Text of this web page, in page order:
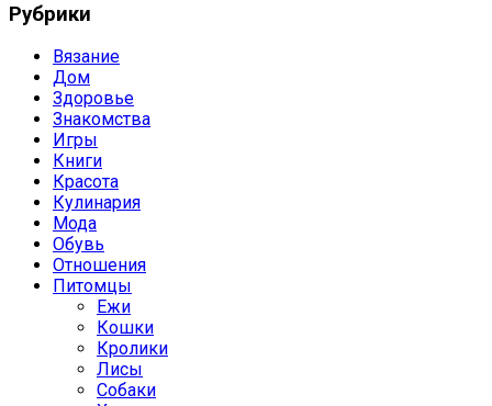
Рубрики
Вязание
Дом
Здоровье
Знакомства
Игры
Книги
Красота
Кулинария
Мода
Обувь
Отношения
Питомцы
Ежи
Кошки
Кролики
Лисы
Собаки